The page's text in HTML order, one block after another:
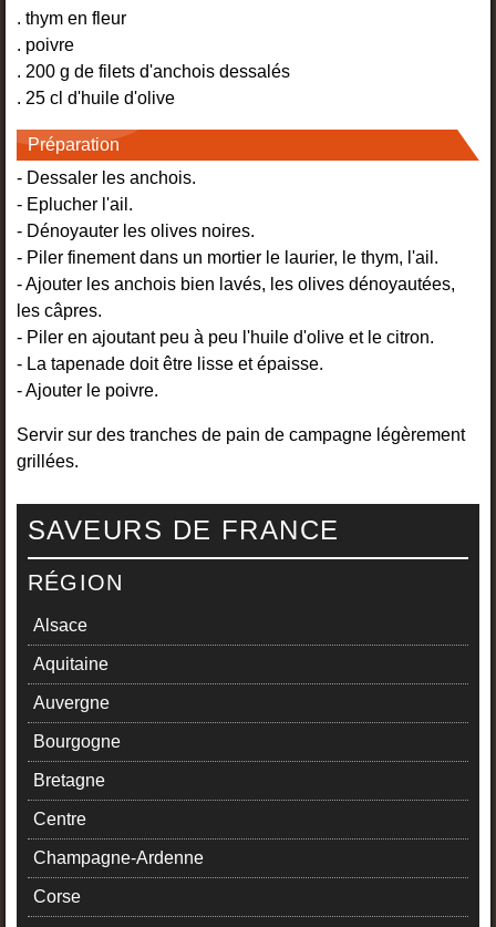
. thym en fleur
. poivre
. 200 g de filets d'anchois dessalés
. 25 cl d'huile d'olive
Préparation
- Dessaler les anchois.
- Eplucher l'ail.
- Dénoyauter les olives noires.
- Piler finement dans un mortier le laurier, le thym, l'ail.
- Ajouter les anchois bien lavés, les olives dénoyautées,
les câpres.
- Piler en ajoutant peu à peu l'huile d'olive et le citron.
- La tapenade doit être lisse et épaisse.
- Ajouter le poivre.
Servir sur des tranches de pain de campagne légèrement
grillées.
SAVEURS DE FRANCE
RÉGION
Alsace
Aquitaine
Auvergne
Bourgogne
Bretagne
Centre
Champagne-Ardenne
Corse